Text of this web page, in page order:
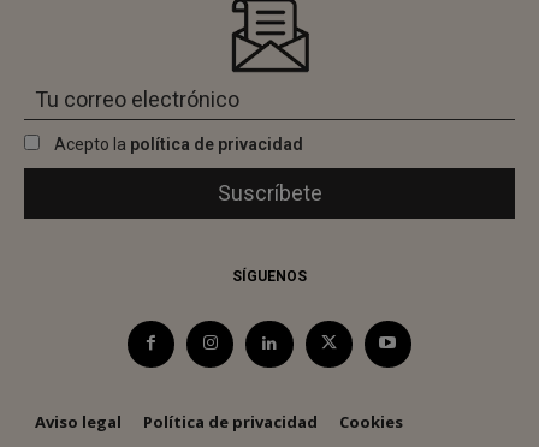
Acepto la política de privacidad
SÍGUENOS
Aviso legal Política de privacidad Cookies